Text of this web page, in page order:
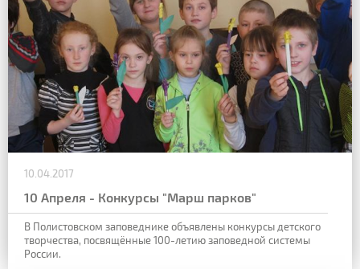
10.04.2017
10 Апреля - Конкурсы "Марш парков"
В Полистовском заповеднике объявлены конкурсы детского
творчества, посвящённые 100-летию заповедной системы
России.